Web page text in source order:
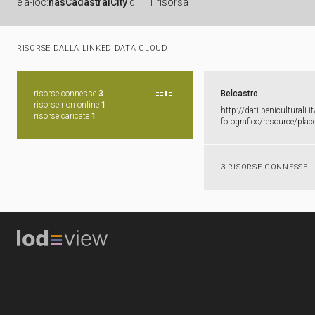
RISORSE DALLA LINKED DATA CLOUD
risorse connesse 3
risorse non online 1
risorse caricate 1
Belcastro
http:​/​/​
fotografico/​resource/​
3 RISORSE CONNESSE